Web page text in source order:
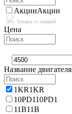
АкцииАкции
Товары со скидкой
Цена
Название двигателя
1KR1KR
10PD110PD1
11B11B